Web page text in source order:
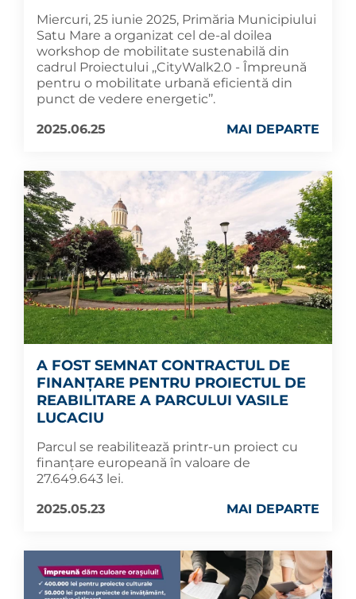
Miercuri, 25 iunie 2025, Primăria Municipiului
Satu Mare a organizat cel de-al doilea
workshop de mobilitate sustenabilă din
cadrul Proiectului ,,CityWalk2.0 - Împreună
pentru o mobilitate urbană eficientă din
punct de vedere energetic’’.
2025.06.25
MAI DEPARTE
A FOST SEMNAT CONTRACTUL DE
FINANȚARE PENTRU PROIECTUL DE
REABILITARE A PARCULUI VASILE
LUCACIU
Parcul se reabilitează printr-un proiect cu
finanțare europeană în valoare de
27.649.643 lei.
2025.05.23
MAI DEPARTE